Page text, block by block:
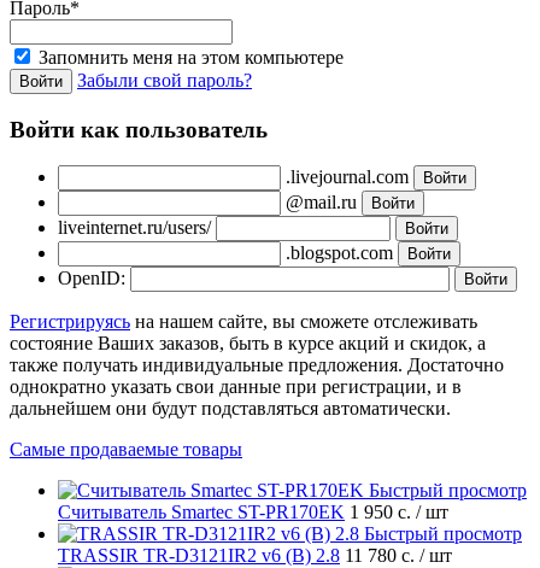
Пароль*
Запомнить меня на этом компьютере
Забыли свой пароль?
Войти как пользователь
.livejournal.com
@mail.ru
liveinternet.ru/users/
.blogspot.com
OpenID:
Регистрируясь на нашем сайте, вы сможете отслеживать
состояние Ваших заказов, быть в курсе акций и скидок, а
также получать индивидуальные предложения. Достаточно
однократно указать свои данные при регистрации, и в
дальнейшем они будут подставляться автоматически.
Самые продаваемые товары
Быстрый просмотр
Считыватель Smartec ST-PR170EK 1 950 с. / шт
Быстрый просмотр
TRASSIR TR-D3121IR2 v6 (B) 2.8 11 780 с. / шт